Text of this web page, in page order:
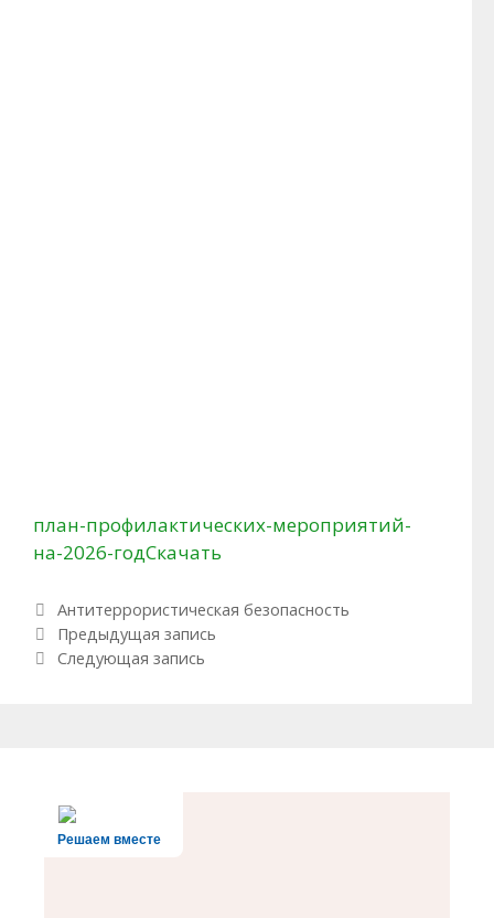
план-профилактических-мероприятий-
на-2026-годСкачать
Рубрики
Антитеррористическая безопасность
Навигация по записям
Предыдущая запись
Следующая запись
Решаем вместе